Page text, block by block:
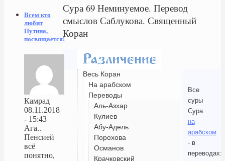
Сура 69 Неминуемое. Перевод
смыслов Саблукова. Священный
Коран
Весь Коран
На арабском
Переводы
Аль-Азхар
Кулиев
Абу-Адель
Порохова
Османов
Крачковский
Все
суры
Сура
на
арабском
- в
переводах:
Всем кто
любит
Путина,
посвящается!
Камрад
08.11.2018
- 15:43
Ага..
Пенсией
всё
понятно,